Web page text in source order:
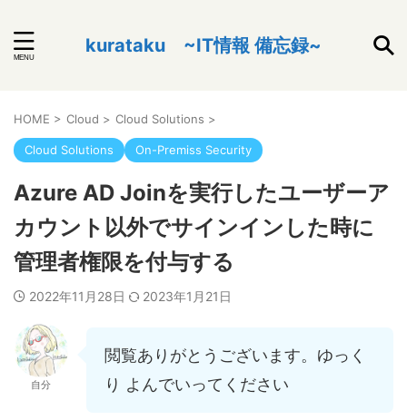
kurataku ~IT情報 備忘録~
HOME > Cloud > Cloud Solutions >
Cloud Solutions On-Premiss Security
Azure AD Joinを実行したユーザーア
カウント以外でサインインした時に
管理者権限を付与する
2022年11月28日 2023年1月21日
自分
閲覧ありがとうございます。ゆっく
り よんでいってください